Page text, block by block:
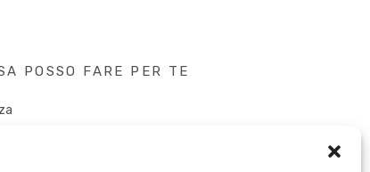
POSSO FARE PER TE